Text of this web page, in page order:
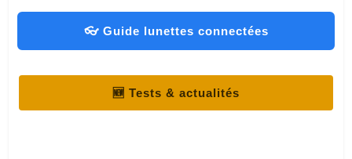
👓 Guide lunettes connectées
🆕 Tests & actualités